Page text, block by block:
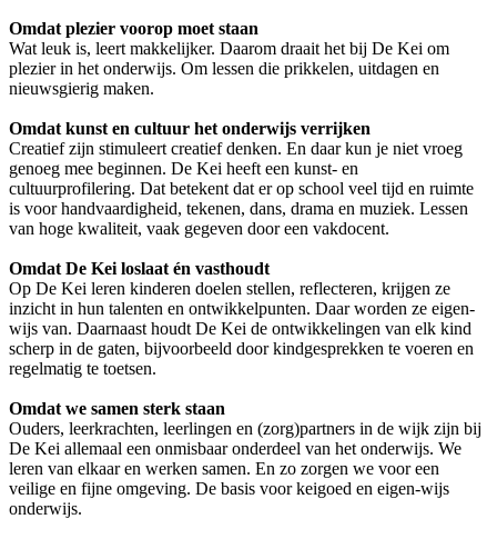
Omdat plezier voorop moet staan
Wat leuk is, leert makkelijker. Daarom draait het bij De Kei om
plezier in het onderwijs. Om lessen die prikkelen, uitdagen en
nieuwsgierig maken.
Omdat kunst en cultuur het onderwijs verrijken
Creatief zijn stimuleert creatief denken. En daar kun je niet vroeg
genoeg mee beginnen. De Kei heeft een kunst- en
cultuurprofilering. Dat betekent dat er op school veel tijd en ruimte
is voor handvaardigheid, tekenen, dans, drama en muziek. Lessen
van hoge kwaliteit, vaak gegeven door een vakdocent.
Omdat De Kei loslaat én vasthoudt
Op De Kei leren kinderen doelen stellen, reflecteren, krijgen ze
inzicht in hun talenten en ontwikkelpunten. Daar worden ze eigen-
wijs van. Daarnaast houdt De Kei de ontwikkelingen van elk kind
scherp in de gaten, bijvoorbeeld door kindgesprekken te voeren en
regelmatig te toetsen.
Omdat we samen sterk staan
Ouders, leerkrachten, leerlingen en (zorg)partners in de wijk zijn bij
De Kei allemaal een onmisbaar onderdeel van het onderwijs. We
leren van elkaar en werken samen. En zo zorgen we voor een
veilige en fijne omgeving. De basis voor keigoed en eigen-wijs
onderwijs.